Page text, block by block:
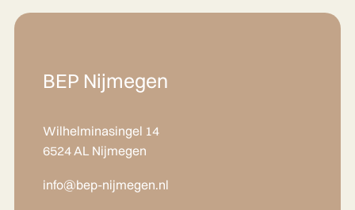
BEP Nijmegen
Wilhelminasingel 14
6524 AL Nijmegen
info@bep-nijmegen.nl